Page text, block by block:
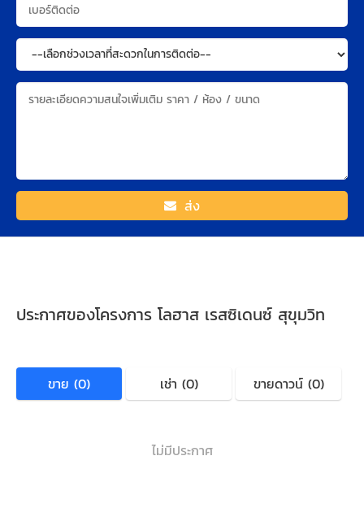
ส่ง
ประกาศของโครงการ โลฮาส เรสซิเดนซ์ สุขุมวิท
ขาย (0) เช่า (0) ขายดาวน์ (0)
ไม่มีประกาศ